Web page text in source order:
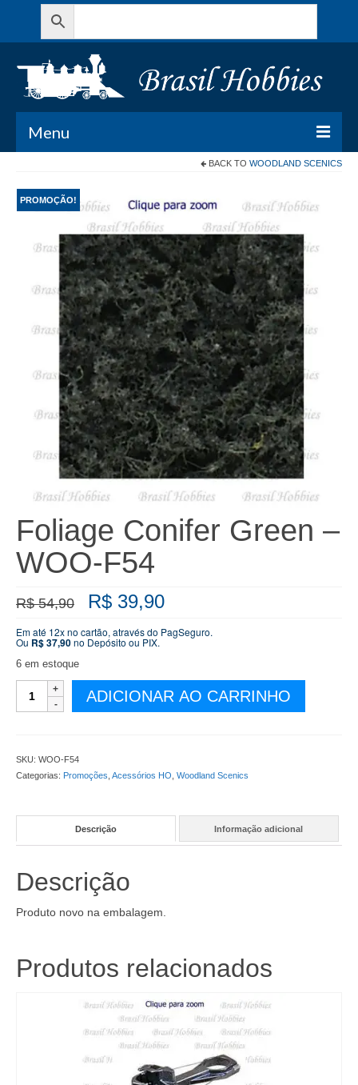
Menu
Meu Carrinho
Minha conta
Contato
BACK TO WOODLAND SCENICS
PROMOÇÃO!
Foliage Conifer Green –
WOO-F54
R$54,90 O
preço
original
era:
R$ 39,90O
atual
Em até 12x no cartão, através do PagSeguro.
Ou R$37,90no Depósito ou PIX.
6 em estoque
Foliage
Conifer
quantidade
ADICIONAR AO CARRINHO
SKU: WOO-F54
Categorias: Promoções Acessórios HO Woodland Scenics
Descrição Informação adicional
Descrição
Produto novo na embalagem.
Produtos relacionados